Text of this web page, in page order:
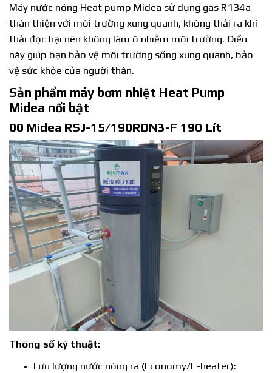
Máy nước nóng Heat pump Midea sử dụng gas R134a
thân thiện với môi trường xung quanh, không thải ra khí
thải đọc hại nên không làm ô nhiễm môi trường. Điều
này giúp bạn bảo vệ môi trường sống xung quanh, bảo
vệ sức khỏe của người thân.
Sản phẩm máy bơm nhiệt Heat Pump
Midea nổi bật
00 Midea RSJ-15/190RDN3-F 190 Lít
Thông số kỹ thuật:
Lưu lượng nước nóng ra (Economy/E-heater):